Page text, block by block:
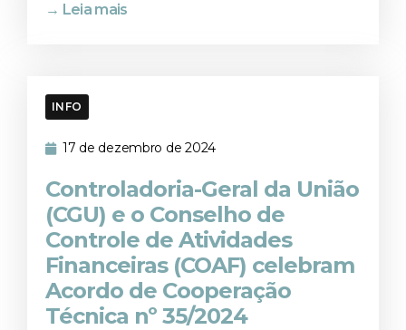
→ Leia mais
INFO
17 de dezembro de 2024
Controladoria-Geral da União
(CGU) e o Conselho de
Controle de Atividades
Financeiras (COAF) celebram
Acordo de Cooperação
Técnica nº 35/2024